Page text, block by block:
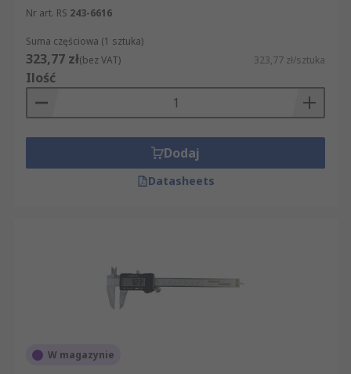
Nr art. RS 243-6616
Suma częściowa (1 sztuka)
323,77 zł(bez VAT) 323,77 zł/sztuka
Ilość
Dodaj
Datasheets
W magazynie